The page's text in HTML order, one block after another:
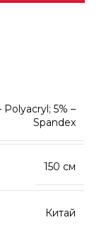
Polyacryl; 5% –
Spandex
150 см
Китай